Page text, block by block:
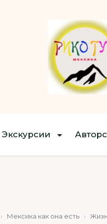
Экскурсии
› Мексика как она есть ›